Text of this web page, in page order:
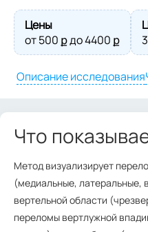
Цены
от500 ք до4400 ք
Описание исследования
Что
Метод визуализирует
(медиальные, латеральные,
вертельной области
переломы вертлужной